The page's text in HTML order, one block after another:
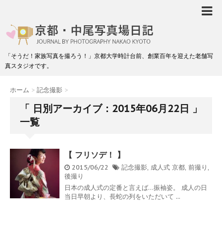
「そうだ！家族写真を撮ろう！」京都大学時計台前、創業百年を迎えた老舗写
真スタジオです。
ホーム > 記念撮影 >
「 日別アーカイブ：2015年06月22日 」
一覧
【 フリソデ！ 】
2015/06/22 記念撮影, 成人式 京都, 前撮り ,
後撮り
日本の成人式の定番と言えば…振袖姿。 成人の日
当日早朝より、長蛇の列をいただいて ...